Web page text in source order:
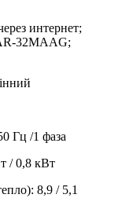
интернет;
32MAAG;
Гц /1 фаза
/ 0,8 кВт
: 8,9 / 5,1